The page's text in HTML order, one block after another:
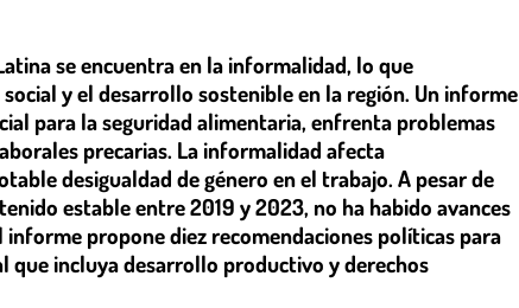
se encuentra en la informalidad, lo que
y el desarrollo sostenible en la región. Un informe
para la seguridad alimentaria, enfrenta problemas
precarias. La informalidad afecta
desigualdad de género en el trabajo. A pesar de
estable entre 2019 y 2023, no ha habido avances
propone diez recomendaciones políticas para
incluya desarrollo productivo y derechos